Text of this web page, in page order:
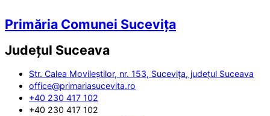
Primăria Comunei Sucevița
Județul Suceava
Str. Calea Movileștilor, nr. 153, Sucevița, județul Suceava
office@primariasucevita.ro
+40 230 417 102
+40 230 417 102